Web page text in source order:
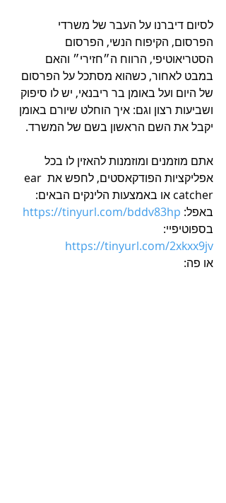
לסיום דיברנו על העבר של משרדי
הפרסום, הקיפוח הנשי, הפרסום
הסטריאוטיפי, הרווח ה״חזירי״ והאם
במבט לאחור, כשהוא מסתכל על הפרסום
של היום ועל באומן בר ריבנאי, יש לו סיפוק
ושביעות רצון וגם: איך הוחלט שיורם באומן
יקבל את השם הראשון בשם של המשרד.
אתם מוזמנים ומוזמנות להאזין לו בכל
אפליקציות הפודקאסטים, לחפש את ear
catcher או באמצעות הלינקים הבאים:
באפל: https://tinyurl.com/bddv83hp
בספוטיפיי:
https://tinyurl.com/2xkxx9jv
או פה: